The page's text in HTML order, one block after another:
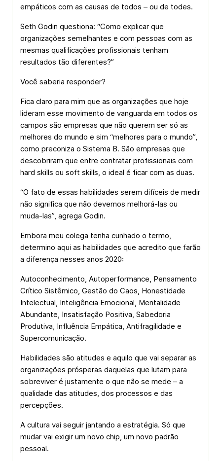
empáticos com as causas de todos – ou de todes.
Seth Godin questiona: “Como explicar que
organizações semelhantes e com pessoas com as
mesmas qualificações profissionais tenham
resultados tão diferentes?”
Você saberia responder?
Fica claro para mim que as organizações que hoje
lideram esse movimento de vanguarda em todos os
campos são empresas que não querem ser só as
melhores do mundo e sim “melhores para o mundo”,
como preconiza o Sistema B. São empresas que
descobriram que entre contratar profissionais com
hard skills ou soft skills, o ideal é ficar com as duas.
“O fato de essas habilidades serem difíceis de medir
não significa que não devemos melhorá-las ou
muda-las”, agrega Godin.
Embora meu colega tenha cunhado o termo,
determino aqui as habilidades que acredito que farão
a diferença nesses anos 2020:
Autoconhecimento, Autoperformance, Pensamento
Crítico Sistêmico, Gestão do Caos, Honestidade
Intelectual, Inteligência Emocional, Mentalidade
Abundante, Insatisfação Positiva, Sabedoria
Produtiva, Influência Empática, Antifragilidade e
Supercomunicação.
Habilidades são atitudes e aquilo que vai separar as
organizações prósperas daquelas que lutam para
sobreviver é justamente o que não se mede – a
qualidade das atitudes, dos processos e das
percepções.
A cultura vai seguir jantando a estratégia. Só que
mudar vai exigir um novo chip, um novo padrão
pessoal.